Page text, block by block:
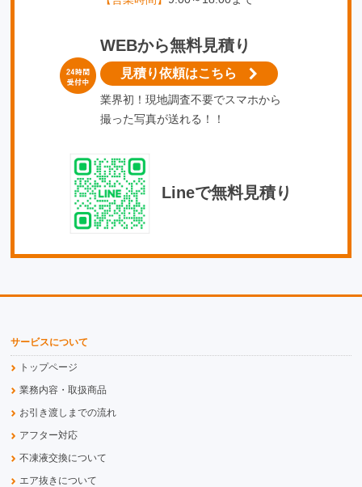
WEBから無料見積り
見積り依頼はこちら
業界初！現地調査不要でスマホから
撮った写真が送れる！！
Lineで無料見積り
サービスについて
トップページ
業務内容・取扱商品
お引き渡しまでの流れ
アフター対応
不凍液交換について
エア抜きについて